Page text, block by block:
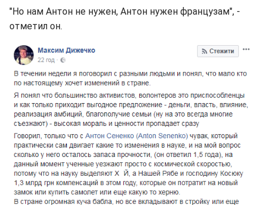
"Но нам Антон не нужен, Антон нужен французам", -
отметил он.